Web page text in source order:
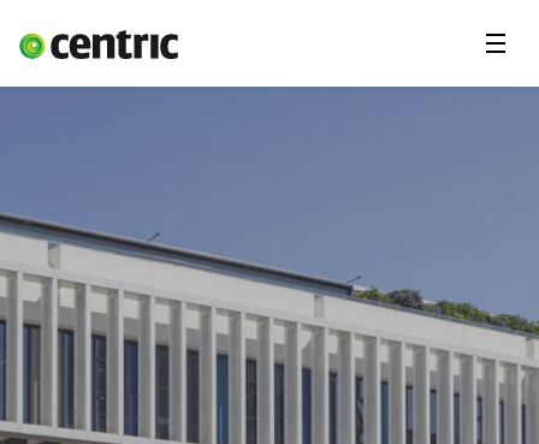
Oplossingen
Contact
Careers
Insights